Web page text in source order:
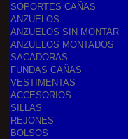
SOPORTES CAÑAS
ANZUELOS
ANZUELOS SIN MONTAR
ANZUELOS MONTADOS
SACADORAS
FUNDAS CAÑAS
VESTIMENTAS
ACCESORIOS
SILLAS
REJONES
BOLSOS